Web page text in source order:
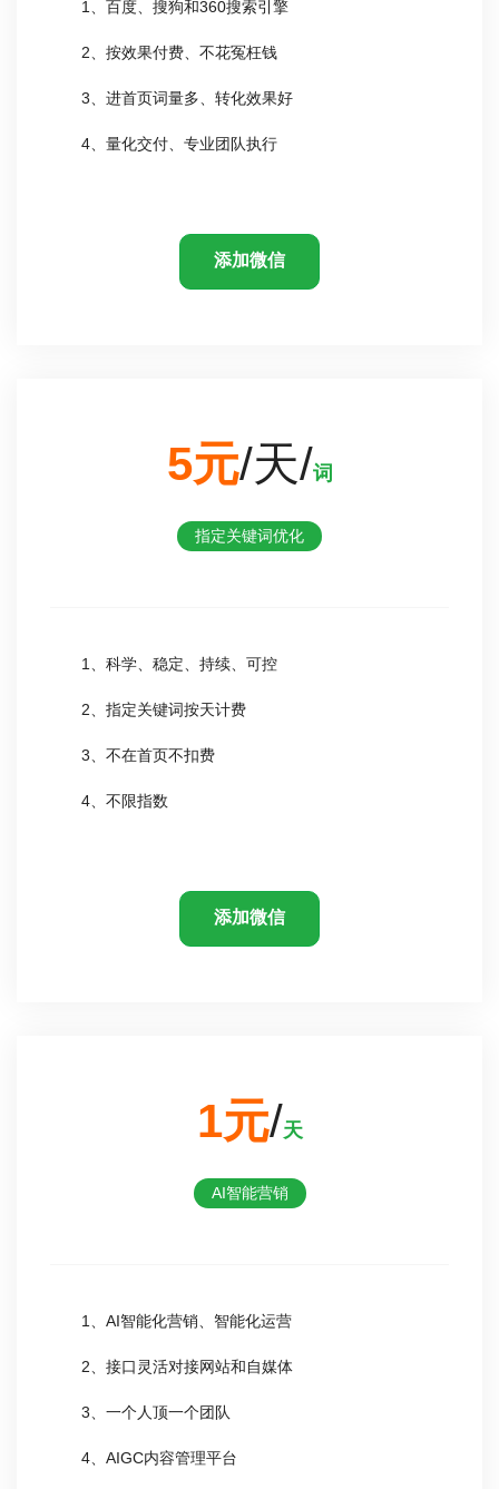
1、百度、搜狗和360搜索引擎
2、按效果付费、不花冤枉钱
3、进首页词量多、转化效果好
4、量化交付、专业团队执行
添加微信
5元/天/词
指定关键词优化
1、科学、稳定、持续、可控
2、指定关键词按天计费
3、不在首页不扣费
4、不限指数
添加微信
1元/天
AI智能营销
1、AI智能化营销、智能化运营
2、接口灵活对接网站和自媒体
3、一个人顶一个团队
4、AIGC内容管理平台